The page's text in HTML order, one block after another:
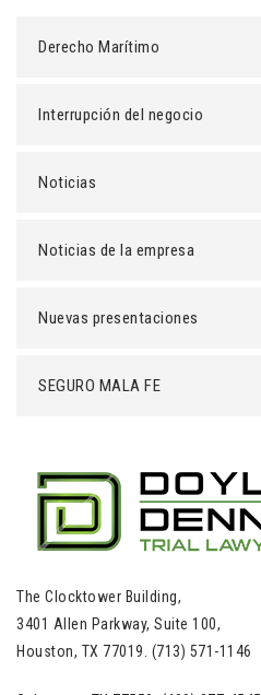
Derecho Marítimo
Interrupción del negocio
Noticias
Noticias de la empresa
Nuevas presentaciones
SEGURO MALA FE
The Clocktower Building,
3401 Allen Parkway, Suite 100,
Houston, TX 77019. (713) 571-1146